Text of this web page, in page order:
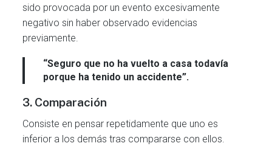
sido provocada por un evento excesivamente
negativo sin haber observado evidencias
previamente.
“Seguro que no ha vuelto a casa todavía
porque ha tenido un accidente”.
3. Comparación
Consiste en pensar repetidamente que uno es
inferior a los demás tras compararse con ellos.